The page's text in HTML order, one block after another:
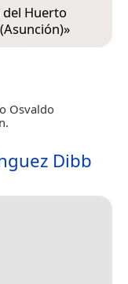
Huerto
»
Osvaldo
Dibb